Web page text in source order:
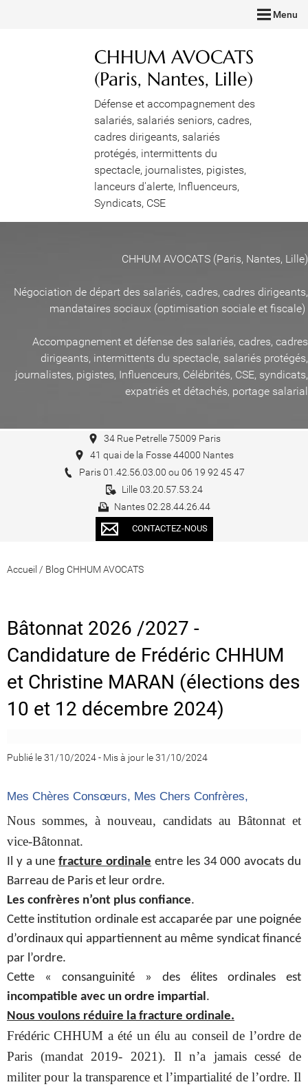
Menu
CHHUM AVOCATS
(Paris, Nantes, Lille)
Défense et accompagnement des
salariés, salariés seniors, cadres,
cadres dirigeants, salariés
protégés, intermittents du
spectacle, journalistes, pigistes,
lanceurs d'alerte, Influenceurs,
Syndicats, CSE
CHHUM AVOCATS (Paris, Nantes, Lille)
Négociation de départ des salariés, cadres, cadres dirigeants,
mandataires sociaux (optimisation sociale et fiscale)
Accompagnement et défense des salariés, cadres, cadres
dirigeants, intermittents du spectacle, salariés protégés,
journalistes, pigistes, Influenceurs, Célébrités, CSE, syndicats,
expatriés et détachés, portage salarial
34 Rue Petrelle 75009 Paris
41 quai de la Fosse 44000 Nantes
Paris 01.42.56.03.00 ou 06 19 92 45 47
Lille 03.20.57.53.24
Nantes 02.28.44.26.44
CONTACTEZ-NOUS
Accueil / Blog CHHUM AVOCATS
Bâtonnat 2026 /2027 -
Candidature de Frédéric CHHUM
et Christine MARAN (élections des
10 et 12 décembre 2024)
Publié le 31/10/2024- Mis à jour le 31/10/2024
Mes Chères Consœurs, Mes Chers Confrères,
Nous sommes, à nouveau, candidats au Bâtonnat et
vice-Bâtonnat.
Il y a unefracture ordinale entre les 34 000 avocats du
Barreau de Paris et leur ordre.
Les confrères n’ont plus confiance.
Cette institution ordinale est accaparée par une poignée
d’ordinaux qui appartiennent au même syndicat financé
par l’ordre.
Cette « consanguinité » des élites ordinales est
incompatible avec un ordre impartial .
Nous voulons réduire la fracture ordinale.
Frédéric CHHUM a été un élu au conseil de l’ordre de
Paris (mandat 2019- 2021). Il n’a jamais cessé de
militer pour la transparence et l’impartialité de l’ordre. Il